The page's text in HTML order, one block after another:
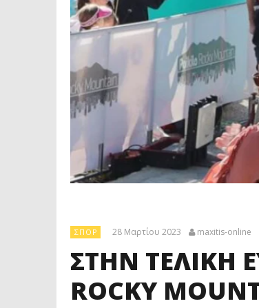
ΣΠΟΡ 28 Μαρτίου 2023 maxitis-online
ΣΤΗΝ ΤΕΛΙΚΗ
ROCKY